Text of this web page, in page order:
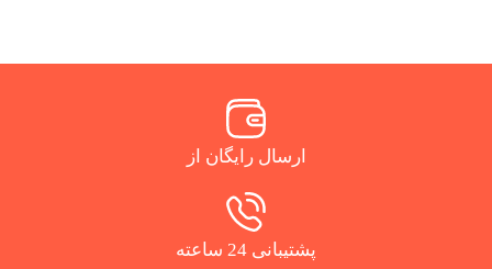
ارسال رایگان از
پشتیبانی 24 ساعته